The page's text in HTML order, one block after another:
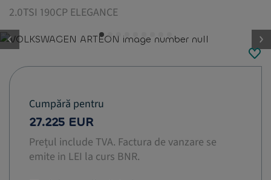
2.0TSI 190CP ELEGANCE
button.previous
Cumpără pentru
27.225 EUR
Prețul include TVA. Factura de vanzare se
emite in LEI la curs BNR.